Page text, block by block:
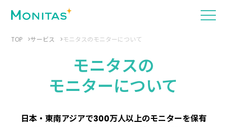
TOP サービス モニタスのモニターについて
モニタスの
モニターについて
日本・東南アジアで300万人以上のモニターを保有